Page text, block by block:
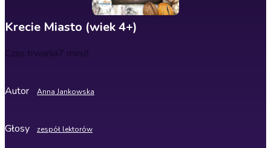
Krecie Miasto (wiek 4+)
Czas trwania7 minut
Autor Anna Jankowska
Głosy zespół lektorów